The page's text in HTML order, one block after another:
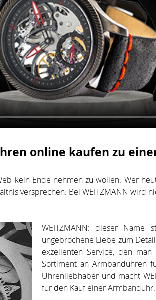
online kaufen zu
kein Ende nehmen zu wollen. Wer
versprechen. Bei WEITZMANN wird
WEITZMANN: dieser Name
ungebrochene Liebe zum
exzellenten Service, den
Sortiment an Armbanduhren
Uhrenliebhaber und macht
für den Kauf einer Armbanduhr.